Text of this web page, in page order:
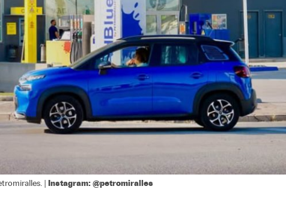
| Instagram: @petromiralles